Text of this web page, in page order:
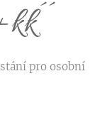
pro osobní